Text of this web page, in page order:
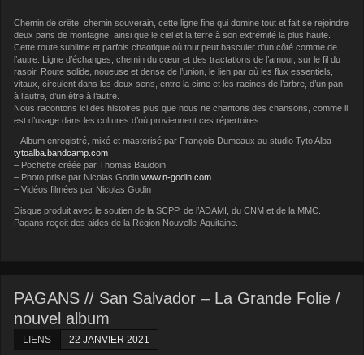
Chemin de crête, chemin souverain, cette ligne fine qui domine tout et fait se rejoindre
deux pans de montagne, ainsi que le ciel et la terre à son extrémité la plus haute.
Cette route sublime et parfois chaotique où tout peut basculer d’un côté comme de
l’autre. Ligne d’échanges, chemin du cœur et des tractations de l’amour, sur le fil du
rasoir. Route solide, noueuse et dense de l’union, le lien par où les flux essentiels,
vitaux, circulent dans les deux sens, entre la cime et les racines de l’arbre, d’un pan
à l’autre, d’un être à l’autre.
Nous racontons ici des histoires plus que nous ne chantons des chansons, comme il
est d’usage dans les cultures d’où proviennent ces répertoires.
– Album enregistré, mixé et masterisé par François Dumeaux au studio Tyto Alba
tytoalba.bandcamp.com
– Pochette créée par Thomas Baudoin
– Photo prise par Nicolas Godinwww.n-godin.com
– Vidéos filmées par Nicolas Godin
Disque produit avec le soutien de la SCPP, de l’ADAMI, du CNM et de la MMC.
Pagans reçoit des aides de la Région Nouvelle-Aquitaine.
PAGANS // San Salvador – La Grande Folie /
nouvel album
LIENS 22 JANVIER 2021